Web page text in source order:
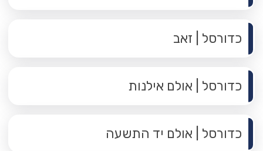
כדורסל | זאב
כדורסל | אולם אילנות
כדורסל | אולם יד התשעה